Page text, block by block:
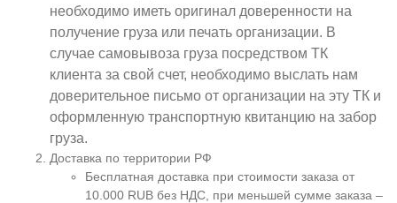
необходимо иметь оригинал доверенности на
получение груза или печать организации. В
случае самовывоза груза посредством ТК
клиента за свой счет, необходимо выслать нам
доверительное письмо от организации на эту ТК и
оформленную транспортную квитанцию на забор
груза.
Доставка по территории РФ
Бесплатная доставка при стоимости заказа от
10.000 RUB без НДС, при меньшей сумме заказа –